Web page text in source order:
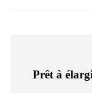
Prêt à